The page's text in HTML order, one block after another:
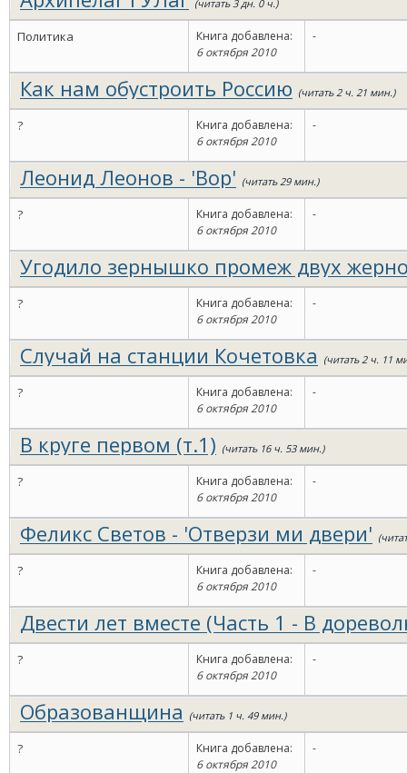
(читать 3 дн. 0 ч.)
Политика
Книга добавлена:
6 октября 2010
-
Как нам обустроить Россию (читать 2 ч. 21 мин.)
?
Книга добавлена:
6 октября 2010
-
Леонид Леонов - 'Вор' (читать 29 мин.)
?
Книга добавлена:
6 октября 2010
-
Угодило зернышко промеж двух
25 мин.)
?
Книга добавлена:
6 октября 2010
-
Случай на станции Кочетовка (читать 2 ч. 11
?
Книга добавлена:
6 октября 2010
-
В круге первом (т.1) (читать 16 ч. 53 мин.)
?
Книга добавлена:
6 октября 2010
-
Феликс Светов - 'Отверзи ми двери'
?
Книга добавлена:
6 октября 2010
-
Двести лет вместе (Часть 1 - В
России)
?
Книга добавлена:
6 октября 2010
-
Образованщина (читать 1 ч. 49 мин.)
?
Книга добавлена:
6 октября 2010
-